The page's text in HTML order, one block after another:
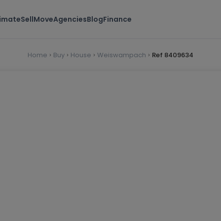
SellMoveAgenciesBlogFinance
Home Buy House Weiswampach Ref 8409634